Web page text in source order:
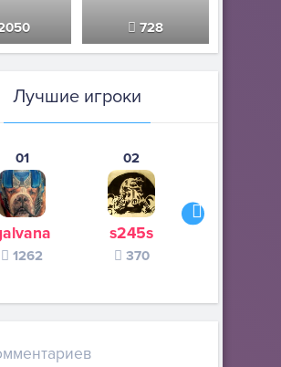
728
Лучшие игроки
01
1262
02
s245s
370